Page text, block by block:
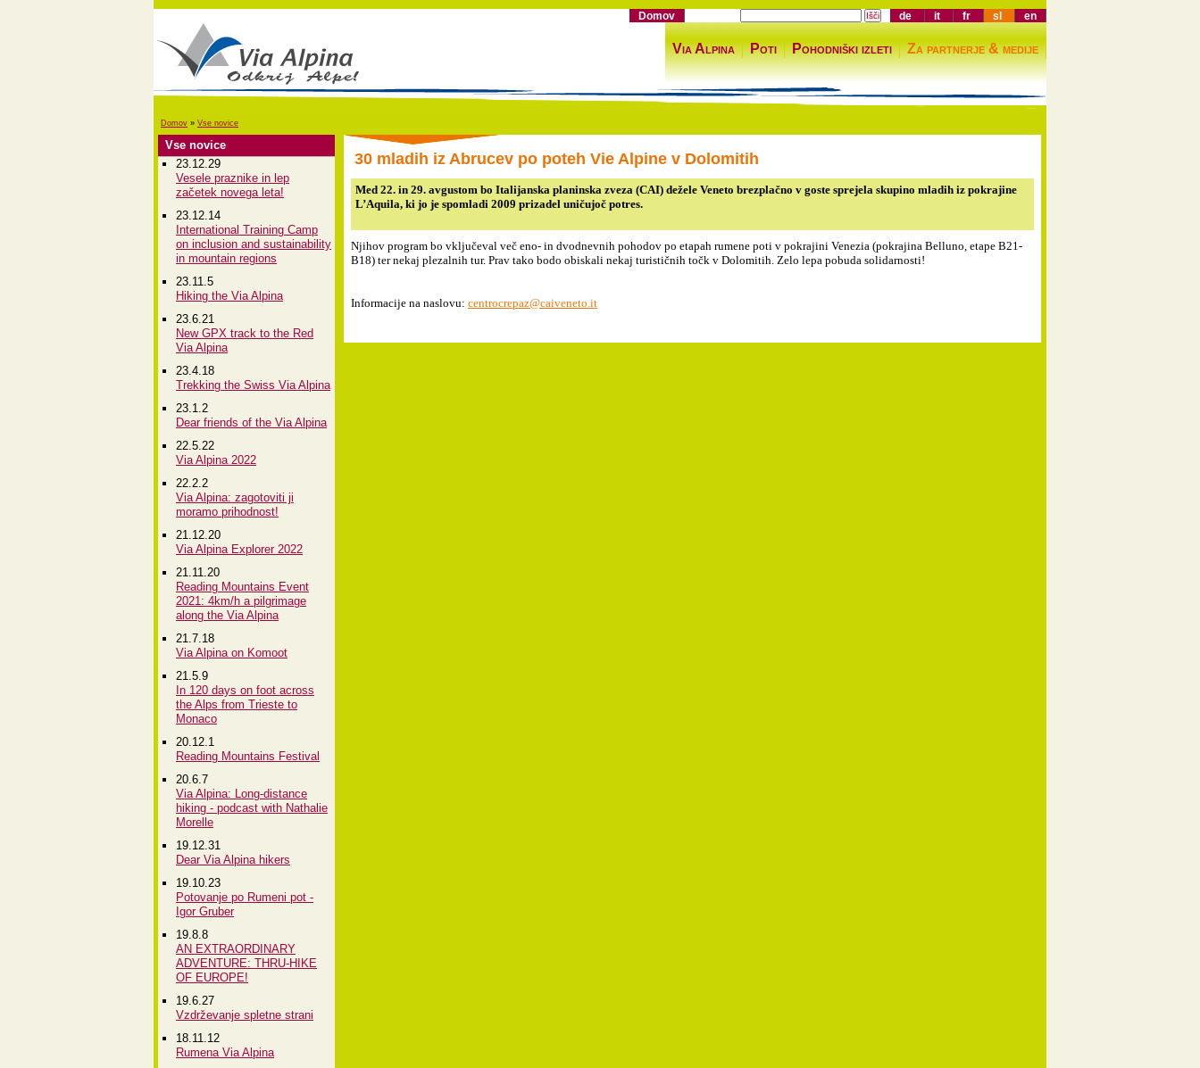
Domov de it fr sl en
Via Alpina Poti Pohodniški izleti Za partnerje & medije
Domov » Vse novice
Vse novice
23.12.29
Vesele praznike in lep
začetek novega leta!
23.12.14
International Training Camp
on inclusion and sustainability
in mountain regions
23.11.5
Hiking the Via Alpina
23.6.21
New GPX track to the Red
Via Alpina
23.4.18
Trekking the Swiss Via Alpina
23.1.2
Dear friends of the Via Alpina
22.5.22
Via Alpina 2022
22.2.2
Via Alpina: zagotoviti ji
moramo prihodnost!
21.12.20
Via Alpina Explorer 2022
21.11.20
Reading Mountains Event
2021: 4km/h a pilgrimage
along the Via Alpina
21.7.18
Via Alpina on Komoot
21.5.9
In 120 days on foot across
the Alps from Trieste to
Monaco
20.12.1
Reading Mountains Festival
20.6.7
Via Alpina: Long-distance
hiking - podcast with Nathalie
Morelle
19.12.31
Dear Via Alpina hikers
19.10.23
Potovanje po Rumeni pot -
Igor Gruber
19.8.8
AN EXTRAORDINARY
ADVENTURE: THRU-HIKE
OF EUROPE!
19.6.27
Vzdrževanje spletne strani
18.11.12
Rumena Via Alpina
30 mladih iz Abrucev po poteh Vie Alpine v Dolomitih
Med 22. in 29. avgustom bo Italijanska planinska zveza (CAI) dežele Veneto brezplačno v goste sprejela skupino mladih iz pokrajine
L’Aquila, ki jo je spomladi 2009 prizadel uničujoč potres.
Njihov program bo vključeval več eno- in dvodnevnih pohodov po etapah rumene poti v pokrajini Venezia (pokrajina Belluno, etape B21-
B18) ter nekaj plezalnih tur. Prav tako bodo obiskali nekaj turističnih točk v Dolomitih. Zelo lepa pobuda solidarnosti!
Informacije na naslovu: centrocrepaz@caiveneto.it